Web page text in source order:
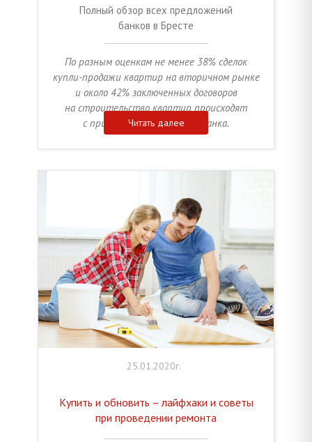
Полный обзор всех предложений
банков в Бресте
По разным оценкам не менее 38% сделок
купли-продажи квартир на вторичном рынке
и около 42% заключенных договоров
на строительство квартир происходят
с привлечением кредитов банка.
Читать далее
25.01.2020г.
Купить и обновить – лайфхаки и советы
при проведении ремонта